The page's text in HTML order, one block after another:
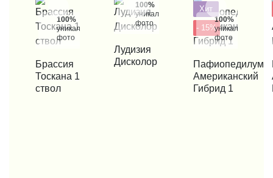
100%
уникальные
фото
КУПИТЬ В 1 КЛИК
Брассия
Тоскана 1
ствол
100%
уникальные
фото
КУПИТЬ В 1 КЛИК
Лудизия
Дисколор
Хит
- 15%
100%
уникальные
фото
КУПИТЬ В 1 КЛИК
Пафиопедилум
Американский
Гибрид 1